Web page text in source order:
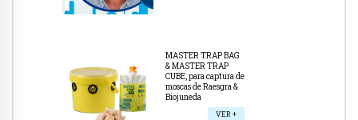
MASTER TRAP BAG
& MASTER TRAP
CUBE, para captura de
moscas de Raesgra &
Biojuneda
VER +